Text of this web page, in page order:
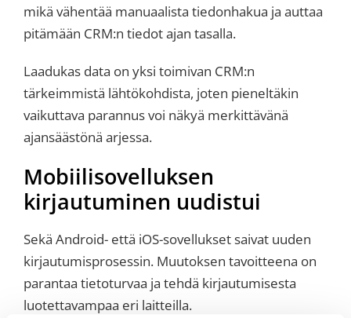
mikä vähentää manuaalista tiedonhakua ja auttaa
pitämään CRM:n tiedot ajan tasalla.
Laadukas data on yksi toimivan CRM:n
tärkeimmistä lähtökohdista, joten pieneltäkin
vaikuttava parannus voi näkyä merkittävänä
ajansäästönä arjessa.
Mobiilisovelluksen
kirjautuminen uudistui
Sekä Android- että iOS-sovellukset saivat uuden
kirjautumisprosessin. Muutoksen tavoitteena on
parantaa tietoturvaa ja tehdä kirjautumisesta
luotettavampaa eri laitteilla.